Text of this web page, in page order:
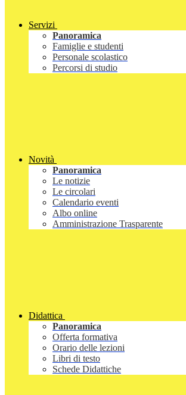
Servizi
Panoramica
Famiglie e studenti
Personale scolastico
Percorsi di studio
Novità
Panoramica
Le notizie
Le circolari
Calendario eventi
Albo online
Amministrazione Trasparente
Didattica
Panoramica
Offerta formativa
Orario delle lezioni
Libri di testo
Schede Didattiche